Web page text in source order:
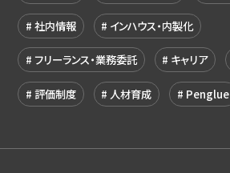
社内情報 インハウス・内製化
フリーランス・業務委託 キャリア
評価制度 人材育成 Penglue